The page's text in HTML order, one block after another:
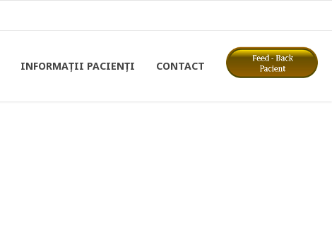
INFORMAȚII PACIENȚI CONTACT